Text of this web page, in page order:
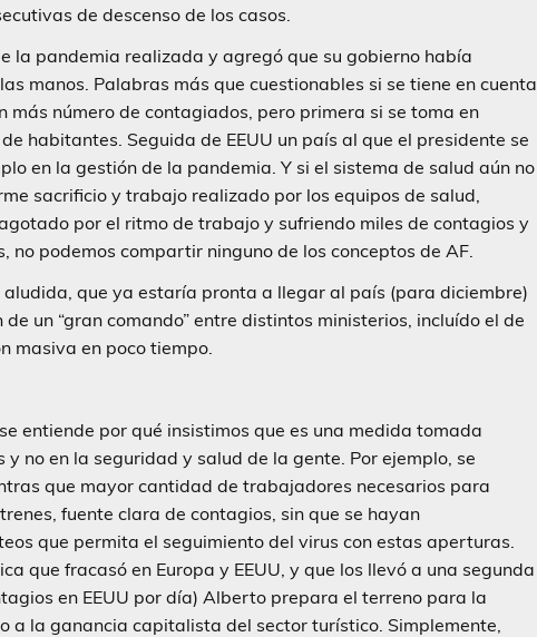
de descenso de los casos.
la pandemia realizada y agregó que su gobierno había
manos. Palabras más que cuestionables si se tiene en cuenta
número de contagiados, pero primera si se toma en
habitantes. Seguida de EEUU un país al que el presidente se
en la gestión de la pandemia. Y si el sistema de salud aún no
sacrificio y trabajo realizado por los equipos de salud,
por el ritmo de trabajo y sufriendo miles de contagios y
no podemos compartir ninguno de los conceptos de AF.
que ya estaría pronta a llegar al país (para diciembre)
un “gran comando” entre distintos ministerios, incluído el de
masiva en poco tiempo.
entiende por qué insistimos que es una medida tomada
no en la seguridad y salud de la gente. Por ejemplo, se
que mayor cantidad de trabajadores necesarios para
fuente clara de contagios, sin que se hayan
que permita el seguimiento del virus con estas aperturas.
que fracasó en Europa y EEUU, y que los llevó a una segunda
en EEUU por día) Alberto prepara el terreno para la
a la ganancia capitalista del sector turístico. Simplemente,